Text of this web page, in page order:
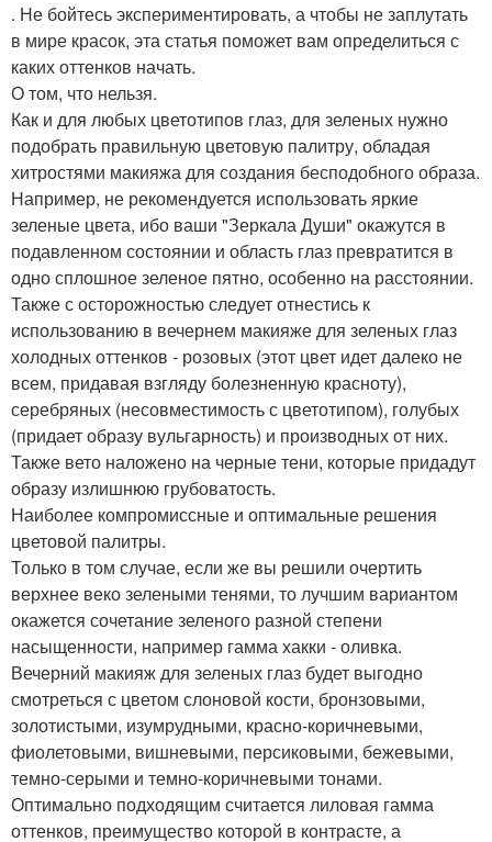
. Не бойтесь экспериментировать, а чтобы не заплутать
в мире красок, эта статья поможет вам определиться с
каких оттенков начать.
О том, что нельзя.
Как и для любых цветотипов глаз, для зеленых нужно
подобрать правильную цветовую палитру, обладая
хитростями макияжа для создания бесподобного образа.
Например, не рекомендуется использовать яркие
зеленые цвета, ибо ваши "Зеркала Души" окажутся в
подавленном состоянии и область глаз превратится в
одно сплошное зеленое пятно, особенно на расстоянии.
Также с осторожностью следует отнестись к
использованию в вечернем макияже для зеленых глаз
холодных оттенков - розовых (этот цвет идет далеко не
всем, придавая взгляду болезненную красноту),
серебряных (несовместимость с цветотипом), голубых
(придает образу вульгарность) и производных от них.
Также вето наложено на черные тени, которые придадут
образу излишнюю грубоватость.
Наиболее компромиссные и оптимальные решения
цветовой палитры.
Только в том случае, если же вы решили очертить
верхнее веко зелеными тенями, то лучшим вариантом
окажется сочетание зеленого разной степени
насыщенности, например гамма хакки - оливка.
Вечерний макияж для зеленых глаз будет выгодно
смотреться с цветом слоновой кости, бронзовыми,
золотистыми, изумрудными, красно-коричневыми,
фиолетовыми, вишневыми, персиковыми, бежевыми,
темно-серыми и темно-коричневыми тонами.
Оптимально подходящим считается лиловая гамма
оттенков, преимущество которой в контрасте, а